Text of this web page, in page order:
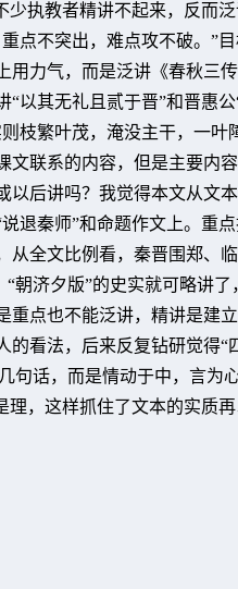
少执教者精讲不起来，反而
点不突出，难点攻不破。”
用力气，而是泛讲《春秋三
以其无礼且贰于晋”和晋惠公
枝繁叶茂，淹没主干，一叶
文联系的内容，但是主要内
以后讲吗？我觉得本文从文
退秦师”和命题作文上。重
从全文比例看，秦晋围郑、
朝济夕版”的史实就可略讲了
重点也不能泛讲，精讲是建
的看法，后来反复钻研觉得“
句话，而是情动于中，言为
理，这样抓住了文本的实质